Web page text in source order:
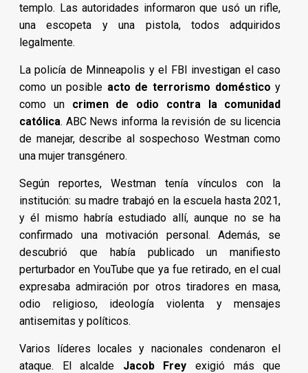
templo. Las autoridades informaron que usó un rifle,
una escopeta y una pistola, todos adquiridos
legalmente.
La policía de Minneapolis y el FBI investigan el caso
como un posible acto de terrorismo doméstico y
como un crimen de odio contra la comunidad
católica. ABC News informa la revisión de su licencia
de manejar, describe al sospechoso Westman como
una mujer transgénero.
Según reportes, Westman tenía vínculos con la
institución: su madre trabajó en la escuela hasta 2021,
y él mismo habría estudiado allí, aunque no se ha
confirmado una motivación personal. Además, se
descubrió que había publicado un manifiesto
perturbador en YouTube que ya fue retirado, en el cual
expresaba admiración por otros tiradores en masa,
odio religioso, ideología violenta y mensajes
antisemitas y políticos.
Varios líderes locales y nacionales condenaron el
ataque. El alcalde Jacob Frey exigió más que